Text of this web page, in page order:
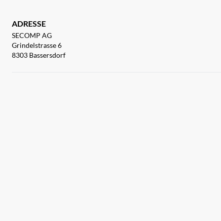
ADRESSE
SECOMP AG
Grindelstrasse 6
8303 Bassersdorf